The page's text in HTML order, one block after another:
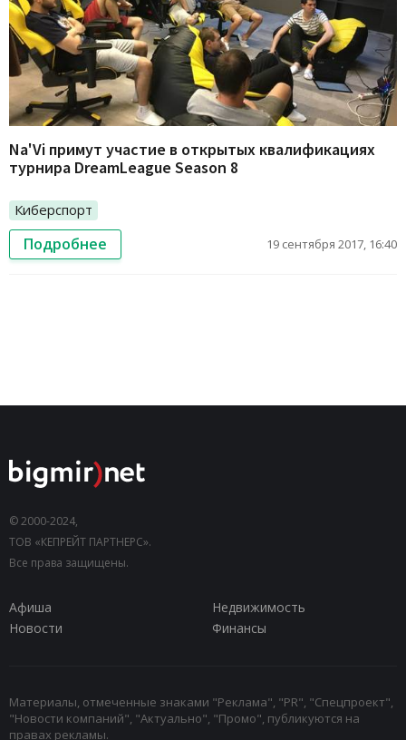
Na'Vi примут участие в открытых квалификациях
турнира DreamLeague Season 8
Киберспорт
Подробнее 19 сентября 2017, 16:40
© 2000-2024,
ТОВ «КЕПРЕЙТ ПАРТНЕРС».
Все права защищены.
Афиша
Недвижимость
Новости
Финансы
Материалы, отмеченные знаками "Реклама", "PR", "Спецпроект",
"Новости компаний", "Актуально", "Промо", публикуются на
правах рекламы.